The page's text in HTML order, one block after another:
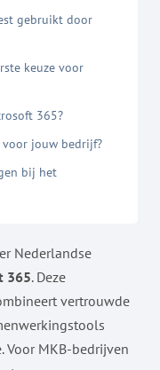
gebruikt door
keuze voor
365?
jouw bedrijf?
bij het
Nederlandse
365. Deze
vertrouwde
Voor MKB-bedrijven